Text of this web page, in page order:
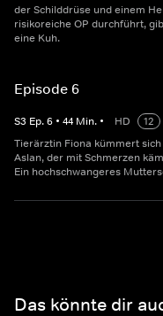
der Schilddrüse und einem
risikoreiche OP durchführt,
eine Kuh.
Episode 6
S3 Ep.6 • 44 Min. • HD
12
Tierärztin Fiona kümmert
Aslan, der mit Schmerzen
Ein hochschwangeres
Das könnte dir